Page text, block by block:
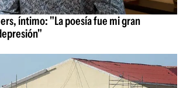
íntimo: "La poesía fue mi gran